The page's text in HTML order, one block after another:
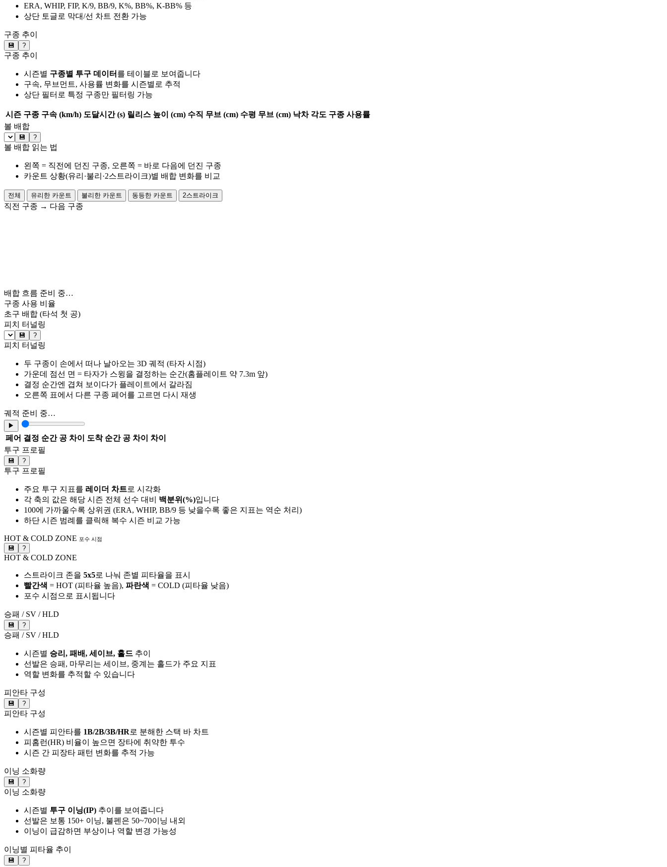
ERA, WHIP, FIP, K/9, BB/9, K%, BB%, K-BB% 등
상단 토글로 막대/선 차트 전환 가능
구종 추이
💾 ?
구종 추이
시즌별 구종별 투구 데이터 를 테이블로 보여줍니다
구속, 무브먼트, 사용률 변화를 시즌별로 추적
상단 필터로 특정 구종만 필터링 가능
시즌 구종 구속 (km/h) 도달시간 (s) 릴리스 높이 (cm) 수직 무브 (cm) 수평 무브 (cm) 낙차 각도 구종 사용률
볼 배합
💾 ?
볼 배합 읽는 법
왼쪽 = 직전에 던진 구종, 오른쪽 = 바로 다음에 던진 구종
카운트 상황(유리·불리·2스트라이크)별 배합 변화를 비교
전체 유리한 카운트 불리한 카운트 동등한 카운트 2스트라이크
직전 구종 → 다음 구종
배합 흐름 준비 중…
구종 사용 비율
초구 배합 (타석 첫 공)
피치 터널링
💾 ?
피치 터널링
두 구종이 손에서 떠나 날아오는 3D 궤적 (타자 시점)
가운데 점선 면 = 타자가 스윙을 결정하는 순간(홈플레이트 약 7.3m 앞)
결정 순간엔 겹쳐 보이다가 플레이트에서 갈라짐
오른쪽 표에서 다른 구종 페어를 고르면 다시 재생
궤적 준비 중…
▶
페어 결정 순간 공 차이 도착 순간 공 차이
차이
투구 프로필
💾 ?
투구 프로필
주요 투구 지표를 레이더 차트로 시각화
각 축의 값은 해당 시즌 전체 선수 대비 백분위(%)입니다
100에 가까울수록 상위권 (ERA, WHIP, BB/9 등 낮을수록 좋은 지표는 역순 처리)
하단 시즌 범례를 클릭해 복수 시즌 비교 가능
HOT & COLD ZONE 포수 시점
💾 ?
HOT & COLD ZONE
스트라이크 존을 5x5로 나눠 존별 피타율을 표시
빨간색 = HOT (피타율 높음), 파란색 = COLD (피타율 낮음)
포수 시점으로 표시됩니다
승패 / SV / HLD
💾 ?
승패 / SV / HLD
시즌별 승리, 패배, 세이브, 홀드 추이
선발은 승패, 마무리는 세이브, 중계는 홀드가 주요 지표
역할 변화를 추적할 수 있습니다
피안타 구성
💾 ?
피안타 구성
시즌별 피안타를 1B/2B/3B/HR로 분해한 스택 바 차트
피홈런(HR) 비율이 높으면 장타에 취약한 투수
시즌 간 피장타 패턴 변화를 추적 가능
이닝 소화량
💾 ?
이닝 소화량
시즌별 투구 이닝(IP) 추이를 보여줍니다
선발은 보통 150+ 이닝, 불펜은 50~70이닝 내외
이닝이 급감하면 부상이나 역할 변경 가능성
이닝별 피타율 추이
💾 ?